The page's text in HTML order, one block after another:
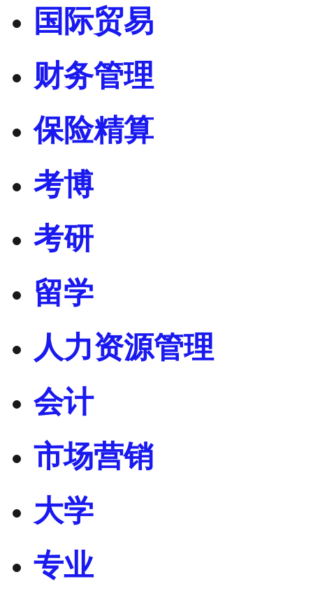
国际贸易
财务管理
保险精算
考博
考研
留学
人力资源管理
会计
市场营销
大学
专业